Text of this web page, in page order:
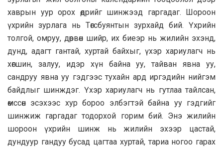
хаврын уур орох өдрийг шинжээд гаргадаг. Шороон
үхрийн зурлага нь Төгсбуянтын зурхайд бий. Үхрийн
толгой, омруу, дөрвөн шийр, их биеэр нь жилийн эхэнд,
дунд, адагт гантай, хуртай байхыг, үхэр хариулагч нь
хөгшин, залуу, идэр хүн байна уу, тайван явна уу,
сандруу явна уу гэдгээс тухайн ард иргэдийн нийгэм
байдлыг шинждэг. Үхэр хариулагч нь гутлаа тайлсан,
өмссөн эсэхээс хур бороо элбэгтэй байна уу гэдгийг
шинжиж гаргадаг тодорхой горим бий. Энэ жилийн
шороон үхрийн шинж нь жилийн эхээр цастай,
дундуур гандуу бусад цагтаа хуртай, тариа ногоо гарах